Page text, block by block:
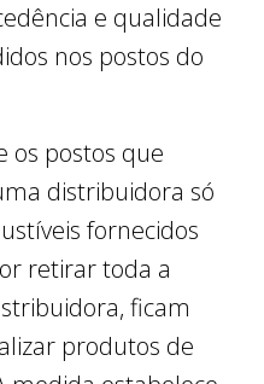
e qualidade
nos postos do
os postos que
distribuidora só
fornecidos
retirar toda a
ficam
produtos de